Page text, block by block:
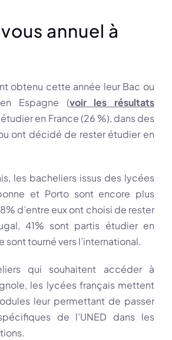
annuel à
obtenu cette année leur Bac ou
Espagne (voir les résultats
en France (26 %), dans des
ont décidé de rester étudier en
les bacheliers issus des lycées
et Porto sont encore plus
d’entre eux ont choisi de rester
41% sont partis étudier en
sont tourné vers l’international.
qui souhaitent accéder à
les lycées français mettent
leur permettant de passer
de l’UNED dans les